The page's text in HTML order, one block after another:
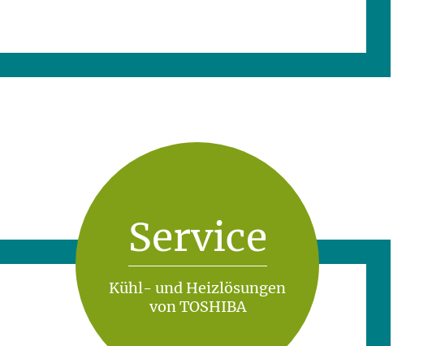
Service
Kühl- und Heizlösungen
von TOSHIBA